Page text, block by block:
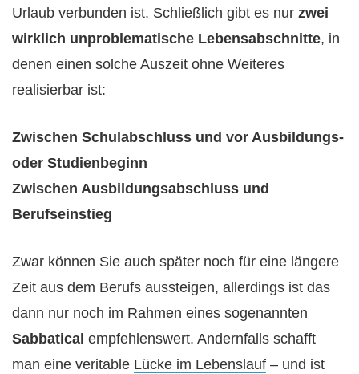
Urlaub verbunden ist. Schließlich gibt es nur zwei
wirklich unproblematische Lebensabschnitte, in
denen einen solche Auszeit ohne Weiteres
realisierbar ist:
Zwischen Schulabschluss und vor Ausbildungs-
oder Studienbeginn
Zwischen Ausbildungsabschluss und
Berufseinstieg
Zwar können Sie auch später noch für eine längere
Zeit aus dem Berufs aussteigen, allerdings ist das
dann nur noch im Rahmen eines sogenannten
Sabbatical empfehlenswert. Andernfalls schafft
man eine veritable Lücke im Lebenslauf – und ist